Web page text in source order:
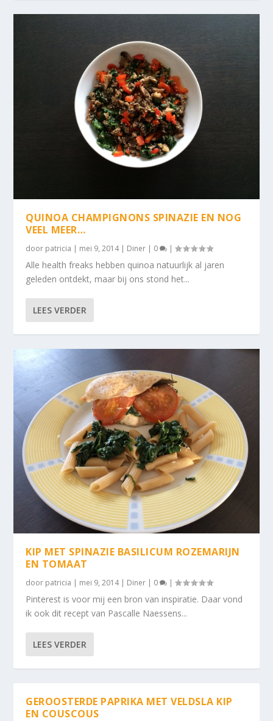
QUINOA CHAMPIGNONS SPINAZIE EN NOG
VEEL MEER…
door patricia | mei 9, 2014| Diner | 0 |
Alle health freaks hebben quinoa natuurlijk al jaren
geleden ontdekt, maar bij ons stond het...
LEES VERDER
KIP MET SPINAZIE BASILICUM ROZEMARIJN
EN TOMAAT
door patricia | mei 9, 2014| Diner | 0 |
Pinterest is voor mij een bron van inspiratie. Daar vond
ik ook dit recept van Pascalle Naessens...
LEES VERDER
GEROOSTERDE PAPRIKA MET VELDSLA KIP
EN COUSCOUS